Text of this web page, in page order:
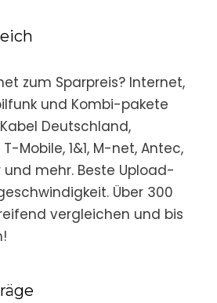
zum Sparpreis? Internet,
und Kombi-pakete
Deutschland,
Mobile, 1&1, M-net, Antec,
und mehr. Beste Upload-
Über 300
vergleichen und bis